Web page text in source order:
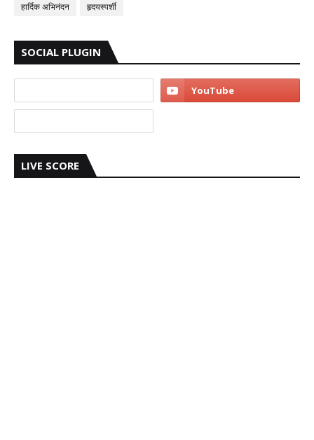
हार्दिक अभिनंदन
हृदयस्पर्शी
SOCIAL PLUGIN
LIVE SCORE